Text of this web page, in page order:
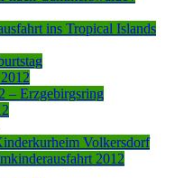
ins Tropical Islands
– Erzgebirgsring
Volkersdorf
2012